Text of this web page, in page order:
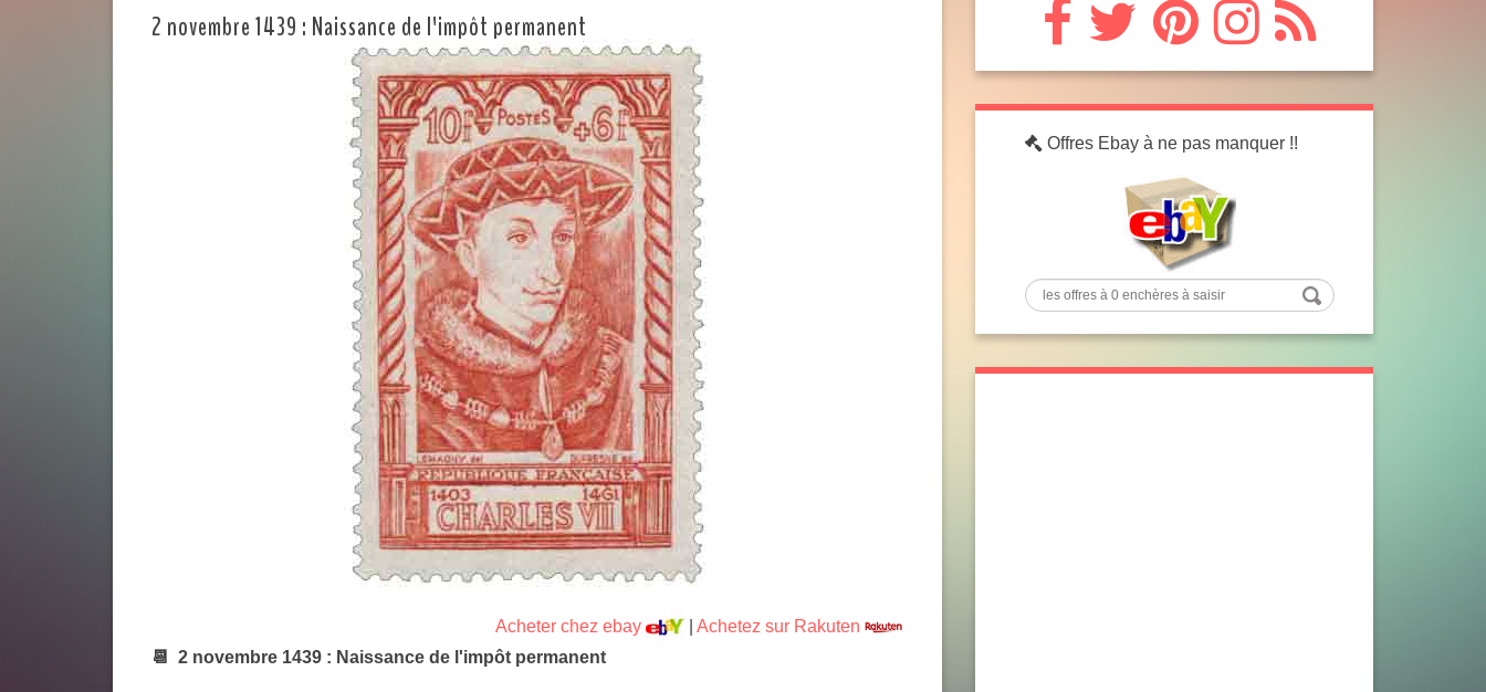
2 novembre 1439 : Naissance de l'impôt permanent
Acheter chez ebay
Achetez sur Rakuten
📆 2 novembre 1439 : Naissance de l'impôt permanent
Offres Ebay à ne pas manquer !!